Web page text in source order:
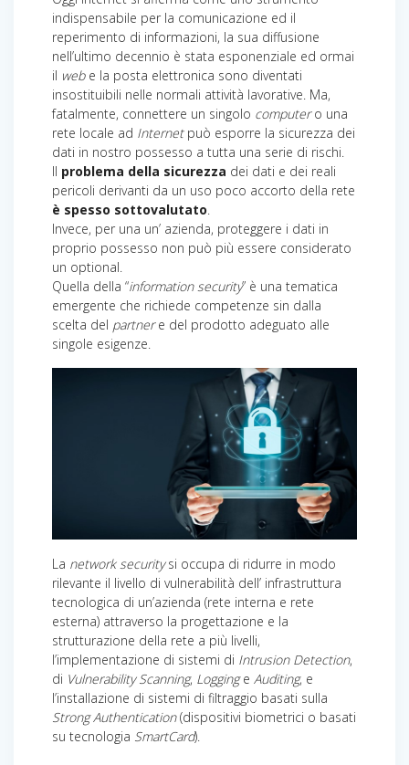
indispensabile per la comunicazione ed il
reperimento di informazioni, la sua diffusione
nell’ultimo decennio è stata esponenziale ed ormai
il webe la posta elettronica sono diventati
insostituibili nelle normali attività lavorative. Ma,
fatalmente, connettere un singolo computero una
rete locale ad Internetpuò esporre la sicurezza dei
dati in nostro possesso a tutta una serie di rischi.
Il problema della sicurezza dei dati e dei reali
pericoli derivanti da un uso poco accorto della rete
è spesso sottovalutato.
Invece, per una un’ azienda, proteggere i dati in
proprio possesso non può più essere considerato
un optional.
Quella della “information security” è una tematica
emergente che richiede competenze sin dalla
scelta del partnere del prodotto adeguato alle
singole esigenze.
La network securitysi occupa di ridurre in modo
rilevante il livello di vulnerabilità dell’ infrastruttura
tecnologica di un’azienda (rete interna e rete
esterna) attraverso la progettazione e la
strutturazione della rete a più livelli,
l’implementazione di sistemi di Intrusion Detection,
di Vulnerability Scanning, Logginge Auditing, e
l’installazione di sistemi di filtraggio basati sulla
Strong Authentication(dispositivi biometrici o basati
su tecnologia SmartCard).